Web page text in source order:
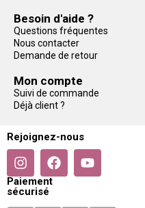
Besoin d'aide ?
Questions fréquentes
Nous contacter
Demande de retour
Mon compte
Suivi de commande
Déjà client ?
Rejoignez-nous
Paiement
sécurisé